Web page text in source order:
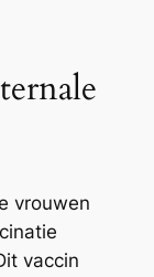
vrouwen
vaccin